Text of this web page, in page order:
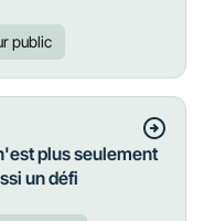
public
plus seulement
un défi